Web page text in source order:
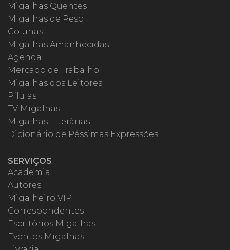
Migalhas Quentes
Migalhas de Peso
Colunas
Migalhas Amanhecidas
Agenda
Mercado de Trabalho
Migalhas dos Leitores
Pílulas
TV Migalhas
Migalhas Literárias
Dicionário de Péssimas Expressões
SERVIÇOS
Academia
Autores
Migalheiro VIP
Correspondentes
Escritórios Migalhas
Eventos Migalhas